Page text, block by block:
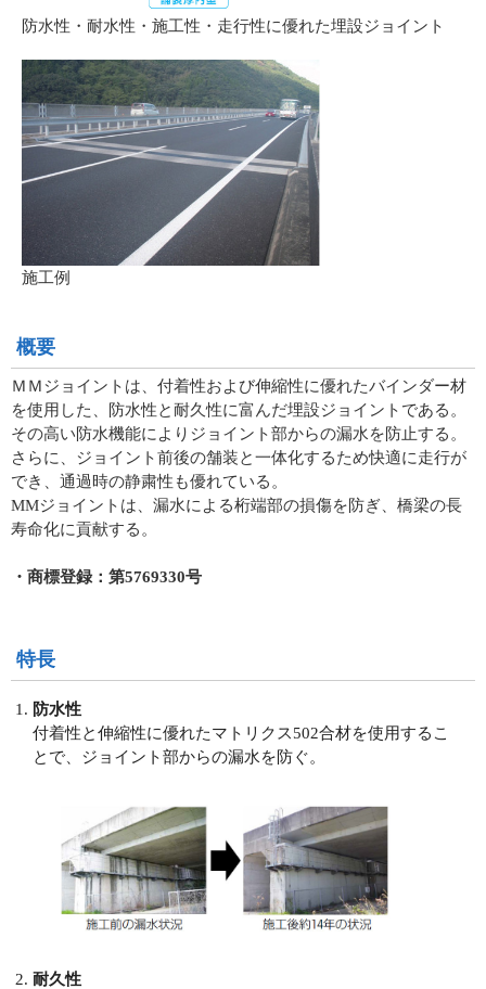
防水性・耐水性・施工性・走行性に優れた埋設ジョイント
施工例
概要
ＭＭジョイントは、付着性および伸縮性に優れたバインダー材
を使用した、防水性と耐久性に富んだ埋設ジョイントである。
その高い防水機能によりジョイント部からの漏水を防止する。
さらに、ジョイント前後の舗装と一体化するため快適に走行が
でき、通過時の静粛性も優れている。
MMジョイントは、漏水による桁端部の損傷を防ぎ、橋梁の長
寿命化に貢献する。
・商標登録：第5769330号
特長
防水性
付着性と伸縮性に優れたマトリクス502合材を使用するこ
とで、ジョイント部からの漏水を防ぐ。
耐久性